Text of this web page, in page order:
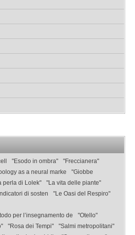
"Esodo in ombra"
"Freccianera"
as a neural marke
"Giobbe
perla di Lolek"
"La vita delle piante"
di sosten
"Le Oasi del Respiro"
per l’insegnamento de
"Otello"
"Rosa dei Tempi"
"Salmi metropolitani"